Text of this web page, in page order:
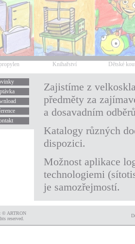
Knihařství Dětské
Zajistíme z
předměty za
a dosavadním
Katalogy různých
dispozici.
Možnost aplikace
technologiemi
je samozřejmostí.
ARTRON
reserved.